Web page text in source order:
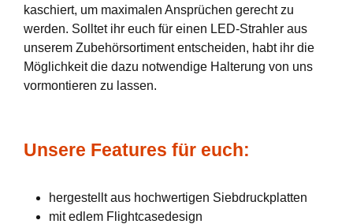
kaschiert, um maximalen Ansprüchen gerecht zu
werden. Solltet ihr euch für einen LED-Strahler aus
unserem Zubehörsortiment entscheiden, habt ihr die
Möglichkeit die dazu notwendige Halterung von uns
vormontieren zu lassen.
Unsere Features für euch:
hergestellt aus hochwertigen Siebdruckplatten
mit edlem Flightcasedesign